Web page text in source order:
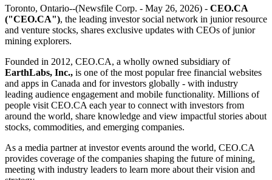
Toronto, Ontario--(Newsfile Corp. - May 26, 2026) - CEO.CA
("CEO.CA"), the leading investor social network in junior resource
and venture stocks, shares exclusive updates with CEOs of junior
mining explorers.
Founded in 2012, CEO.CA, a wholly owned subsidiary of
EarthLabs, Inc., is one of the most popular free financial websites
and apps in Canada and for investors globally - with industry
leading audience engagement and mobile functionality. Millions of
people visit CEO.CA each year to connect with investors from
around the world, share knowledge and view impactful stories about
stocks, commodities, and emerging companies.
As a media partner at investor events around the world, CEO.CA
provides coverage of the companies shaping the future of mining,
meeting with industry leaders to learn more about their vision and